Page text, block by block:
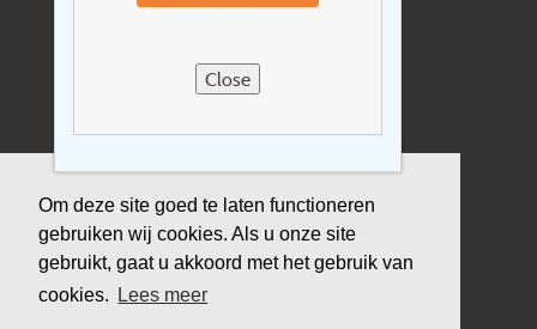
Om deze site goed te laten functioneren
gebruiken wij cookies. Als u onze site
gebruikt, gaat u akkoord met het gebruik van
cookies.
Lees meer
Close
Sitemap
Verzekering
Duurzaamheid